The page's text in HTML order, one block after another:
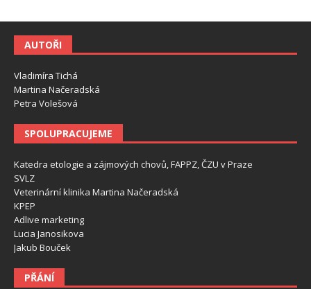
AUTOŘI
Vladimíra Tichá
Martina Načeradská
Petra Volešová
SPOLUPRACUJEME
Katedra etologie a zájmových chovů, FAPPZ, ČZU v Praze
SVLZ
Veterinární klinika Martina Načeradská
KPEP
Adlive marketing
Lucia Janosikova
Jakub Bouček
PŘÁNÍ